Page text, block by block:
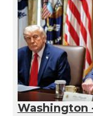
Washington